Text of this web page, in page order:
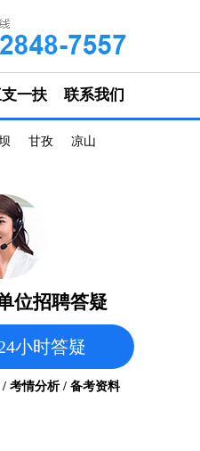
一扶 联系我们
甘孜 凉山
位招聘答疑
小时答疑
考情分析 / 备考资料